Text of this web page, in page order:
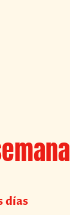
días